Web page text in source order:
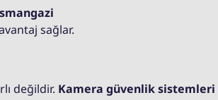
sağlar.
değildir. Kamera güvenlik sistemleri